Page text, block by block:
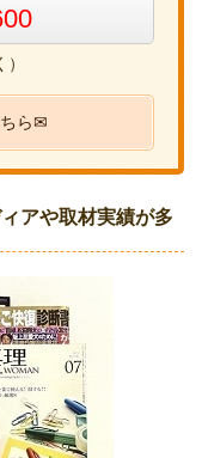
ちら✉
アや取材実績が多